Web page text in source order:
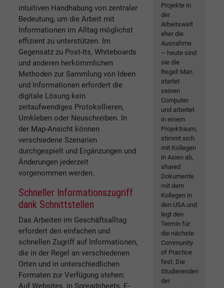
intuitiven Handhabung von zentraler
Bedeutung, um die Arbeit mit
Informationen im Alltag möglichst
effizient zu unterstützen. Im
Gegensatz zu Post-Its, Whiteboards
und anderen herkömmlichen
Methoden zur Sammlung von Ideen
und Informationen erfordert die
digitale Lösung kein
zeitaufwendiges Protokollieren,
Umkleben oder Neuschreiben. In
der Map-Ansicht können
verschiedene Szenarien
durchgespielt und Ergänzungen und
Änderungen jederzeit
vorgenommen werden.
Schneller Informationszugriff
dank Schnittstellen
Das Arbeiten im Geschäftsalltag
erfordert den einfachen und
schnellen Zugriff auf Informationen,
die in der Regel an verschiedenen
Orten und in unterschiedlichen
Formaten zur Verfügung stehen:
Auf Websites, in Spreadsheets, E-
Projekte in
der
Arbeitswelt
eher die
Ausnahme
– heute sind
sie die
Regel! Man
startet
seinen
Computer
und arbeitet
in einem
Projektraum,
stimmt sich
mit Kollegen
in Asien ab,
shared
Dokumente
mit dem
Kollegen in
den USA und
legt den
Termin für
die nächste
Community
of Practice
fest. Die
Studierenden
der